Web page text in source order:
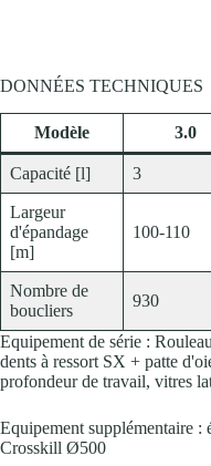
DONNÉES TECHNIQUES
Modèle 3.0
Capacité [l] 3
Largeur
d'épandage
[m]
100-110
Nombre de
boucliers
930
Equipement de série :
dents à ressort SX + patte
profondeur de travail, vitres
Equipement supplémentaire
Crosskill Ø500